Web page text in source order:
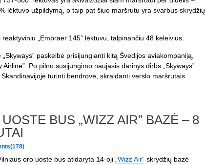
lėktuvo užpildymą, o taip pat šiuo maršrutu yra svarbus skrydžių
reaktyviniu „Embraer 145” lėktuvu, talpinančiu 48 keleivius.
paskelbė prisijungianti kitą Švedijos aviakompaniją,
Po pilno susijungimo naujasis darinys dirbs „Skyways”
turinti bendrovė, skraidanti verslo maršrutais
BUS „WIZZ AIR” BAZĖ – 8
oro uoste bus atidaryta 14-oji „Wizz Air” skrydžių bazė